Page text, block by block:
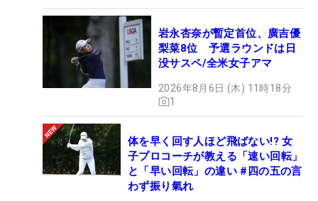
岩永杏奈が暫定首位、廣吉優
梨菜8位 予選ラウンドは日
没サスペ/全米女子アマ
2026年8月6日 (木) 11時18分
1
体を早く回す人ほど飛ばない!? 女
子プロコーチが教える「速い回転」
と「早い回転」の違い #四の五の言
わず振り氣れ